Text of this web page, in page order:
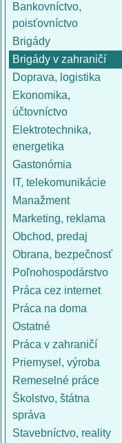
Bankovníctvo,
poisťovníctvo
Brigády
Brigády v zahraničí
Doprava, logistika
Ekonomika,
účtovníctvo
Elektrotechnika,
energetika
Gastonómia
IT, telekomunikácie
Manažment
Marketing, reklama
Obchod, predaj
Obrana, bezpečnosť
Poľnohospodárstvo
Práca cez internet
Práca na doma
Ostatné
Práca v zahraničí
Priemysel, výroba
Remeselné práce
Školstvo, štátna
správa
Stavebníctvo, reality